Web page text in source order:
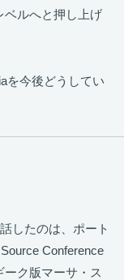
ベルへと押し上げ
を今後どうしてい
したのは、ポート
Conference
ク版マーサ・ス